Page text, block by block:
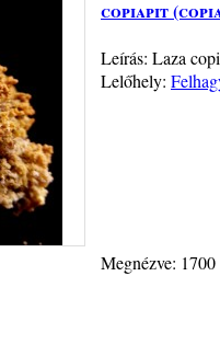
copiapit
Leírás: Laza
Lelőhely:
Megnézve: